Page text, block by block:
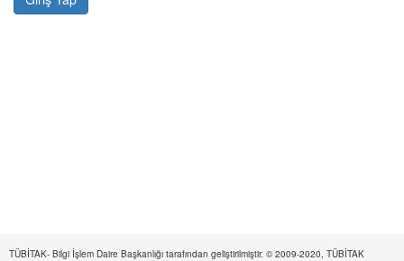
TÜBİTAK- Bilgi İşlem Daire Başkanlığı tarafından geliştirilmiştir. © 2009-2020, TÜBİTAK